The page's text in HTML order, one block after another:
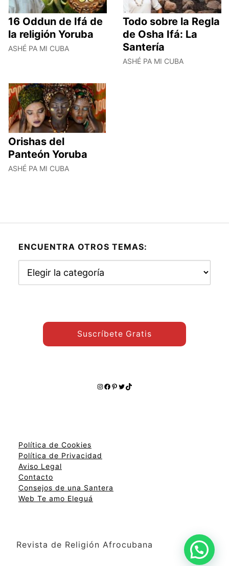
16 Oddun de Ifá de
la religión Yoruba
ASHÉ PA MI CUBA
Todo sobre la Regla
de Osha Ifá: La
Santería
ASHÉ PA MI CUBA
Orishas del
Panteón Yoruba
ASHÉ PA MI CUBA
ENCUENTRA OTROS TEMAS:
otros
Suscríbete Gratis
Instagram
Facebook
Pinterest
Twitter
TikTok
Política de Cookies
Política de Privacidad
Aviso Legal
Contacto
Consejos de una Santera
Web Te amo Eleguá
Revista de Religión Afrocubana